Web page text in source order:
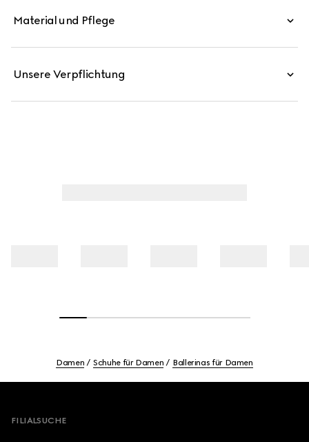
Material und Pflege
Unsere Verpflichtung
Damen Schuhe für Damen Ballerinas für Damen
FILIALSUCHE